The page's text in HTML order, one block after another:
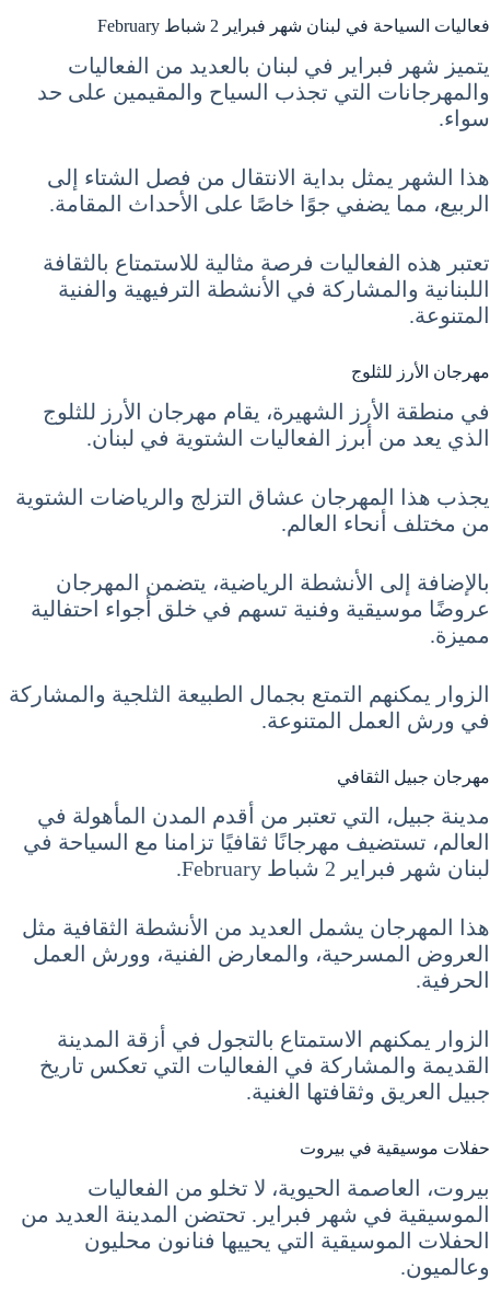
فعاليات السياحة في لبنان شهر فبراير 2 شباط February
يتميز شهر فبراير في لبنان بالعديد من الفعاليات
والمهرجانات التي تجذب السياح والمقيمين على حد
سواء.
هذا الشهر يمثل بداية الانتقال من فصل الشتاء إلى
الربيع، مما يضفي جوًا خاصًا على الأحداث المقامة.
تعتبر هذه الفعاليات فرصة مثالية للاستمتاع بالثقافة
اللبنانية والمشاركة في الأنشطة الترفيهية والفنية
المتنوعة.
مهرجان الأرز للثلوج
في منطقة الأرز الشهيرة، يقام مهرجان الأرز للثلوج
الذي يعد من أبرز الفعاليات الشتوية في لبنان.
يجذب هذا المهرجان عشاق التزلج والرياضات الشتوية
من مختلف أنحاء العالم.
بالإضافة إلى الأنشطة الرياضية، يتضمن المهرجان
عروضًا موسيقية وفنية تسهم في خلق أجواء احتفالية
مميزة.
الزوار يمكنهم التمتع بجمال الطبيعة الثلجية والمشاركة
في ورش العمل المتنوعة.
مهرجان جبيل الثقافي
مدينة جبيل، التي تعتبر من أقدم المدن المأهولة في
العالم، تستضيف مهرجانًا ثقافيًا تزامنا مع السياحة في
لبنان شهر فبراير 2 شباط February.
هذا المهرجان يشمل العديد من الأنشطة الثقافية مثل
العروض المسرحية، والمعارض الفنية، وورش العمل
الحرفية.
الزوار يمكنهم الاستمتاع بالتجول في أزقة المدينة
القديمة والمشاركة في الفعاليات التي تعكس تاريخ
جبيل العريق وثقافتها الغنية.
حفلات موسيقية في بيروت
بيروت، العاصمة الحيوية، لا تخلو من الفعاليات
الموسيقية في شهر فبراير. تحتضن المدينة العديد من
الحفلات الموسيقية التي يحييها فنانون محليون
وعالميون.